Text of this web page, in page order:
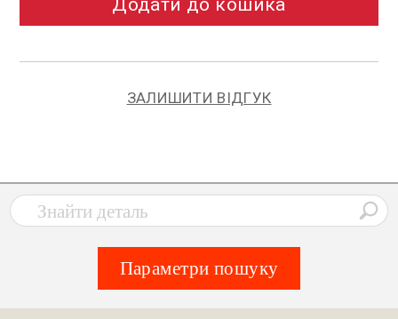
ЗАЛИШИТИ ВІДГУК
Параметри пошуку